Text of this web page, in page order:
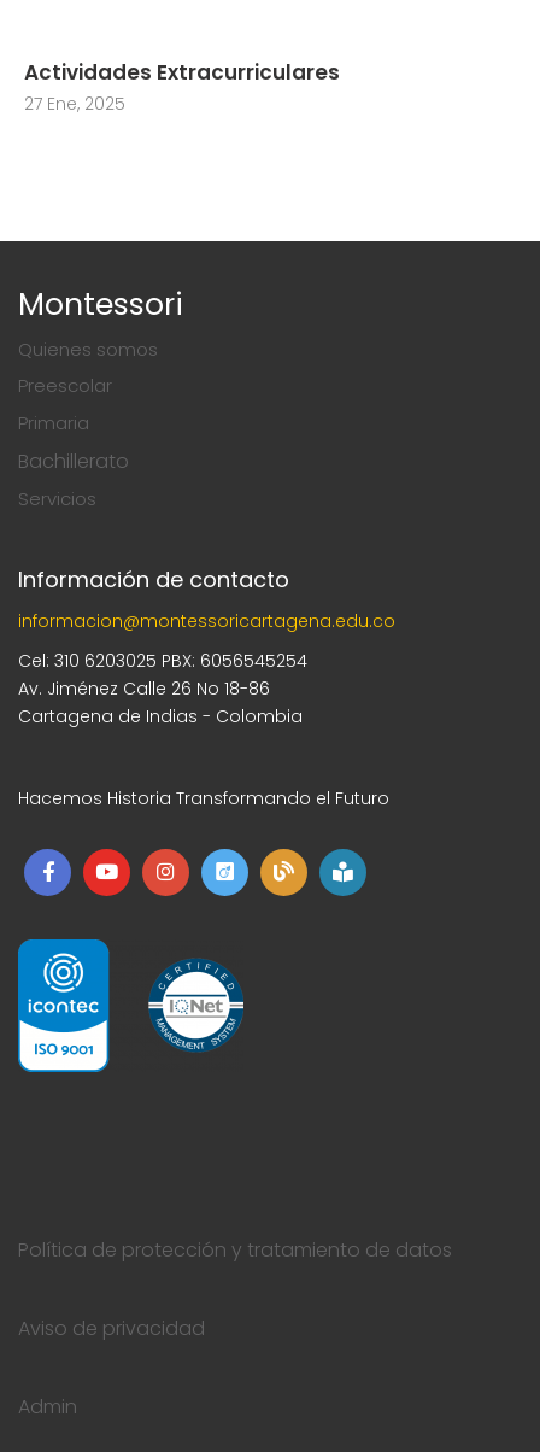
Actividades Extracurriculares
27 Ene, 2025
Montessori
Quienes somos
Preescolar
Primaria
Bachillerato
Servicios
Información de contacto
informacion@montessoricartagena.edu.co
Cel: 310 6203025 PBX: 6056545254
Av. Jiménez Calle 26 No 18-86
Cartagena de Indias - Colombia
Hacemos Historia Transformando el Futuro
Política de protección y tratamiento de datos
Aviso de privacidad
Admin